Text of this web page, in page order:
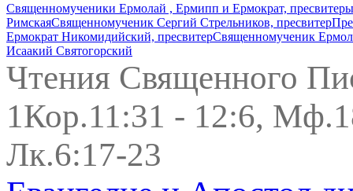
Священномученики Ермолай , Ермипп и Ермократ, пресвитеры
РимскаяСвященномученик Сергий Стрельников, пресвитер
Ермократ Никомидийский, пресвитерСвященномученик
Исаакий Святогорский
Чтения Священного
1Кор.11:31 - 12:6,
Лк.6:17-23